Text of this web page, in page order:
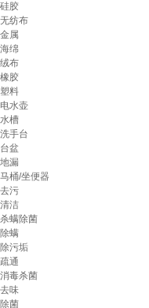
硅胶
无纺布
金属
海绵
绒布
橡胶
塑料
电水壶
水槽
洗手台
台盆
地漏
马桶/坐便器
去污
清洁
杀螨除菌
除螨
除污垢
疏通
消毒杀菌
去味
除菌